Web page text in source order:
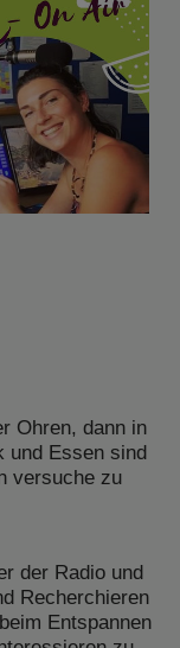
Ohren, dann in
und Essen sind
versuche zu
der Radio und
Recherchieren
Entspannen